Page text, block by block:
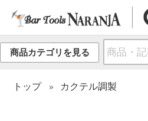
商品カテゴリを見る
トップ カクテル調製